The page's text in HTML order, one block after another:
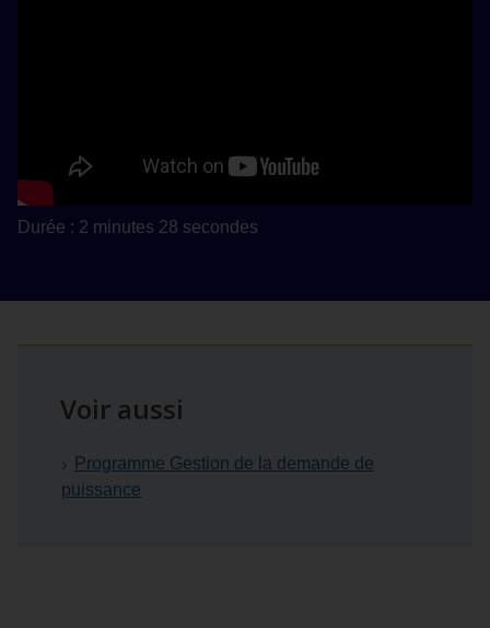
Durée : 2 minutes 28 secondes
Voir aussi
Programme Gestion de la demande de
puissance